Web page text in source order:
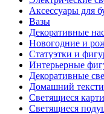
Аксессуары для
Вазы
Декоративные
Новогодние и
Статуэтки и
Интерьерные
Декоративные
Домашний
Светящиеся
Светящиеся